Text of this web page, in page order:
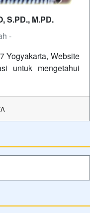
S.PD., M.PD.
-
Yogyakarta, Website
untuk mengetahui